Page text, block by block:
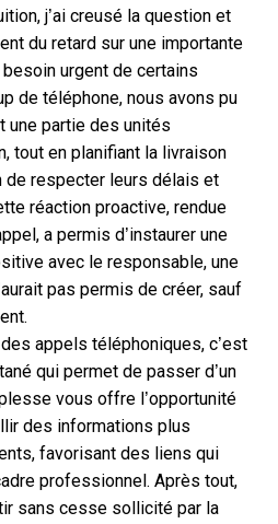
j’ai creusé la question et
du retard sur une importante
urgent de certains
de téléphone, nous avons pu
une partie des unités
tout en planifiant la livraison
de respecter leurs délais et
réaction proactive, rendue
a permis d’instaurer une
avec le responsable, une
pas permis de créer, sauf
appels téléphoniques, c’est
qui permet de passer d’un
vous offre l’opportunité
des informations plus
favorisant des liens qui
professionnel. Après tout,
sans cesse sollicité par la